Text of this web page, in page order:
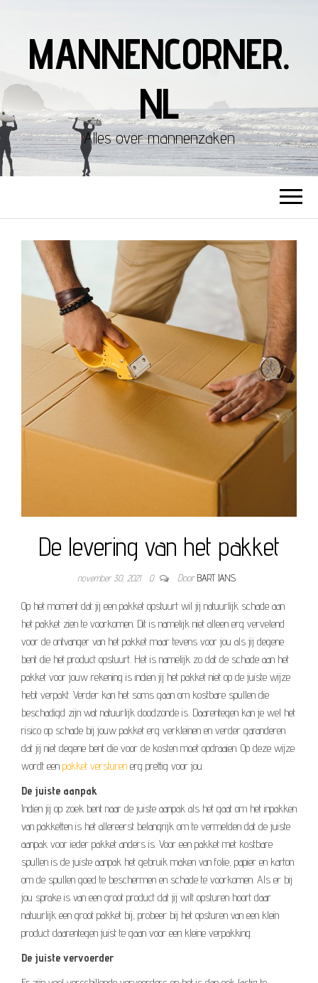
MANNENCORNER.
NL
Alles over mannenzaken
De levering van het pakket
november 30, 2021 0 Door BART JANS
Op het moment dat jij een pakket opstuurt wil jij natuurlijk schade aan
het pakket zien te voorkomen. Dit is namelijk niet alleen erg vervelend
voor de ontvanger van het pakket maar tevens voor jou als jij degene
bent die het product opstuurt. Het is namelijk zo dat de schade aan het
pakket voor jouw rekening is indien jij het pakket niet op de juiste wijze
hebt verpakt. Verder kan het soms gaan om kostbare spullen die
beschadigd zijn wat natuurlijk doodzonde is. Daarentegen kan je wel het
risico op schade bij jouw pakket erg verkleinen en verder garanderen
dat jij niet degene bent die voor de kosten moet opdraaien. Op deze wijze
wordt een pakket versturen erg prettig voor jou.
De juiste aanpak
Indien jij op zoek bent naar de juiste aanpak als het gaat om het inpakken
van pakketten is het allereerst belangrijk om te vermelden dat de juiste
aanpak voor ieder pakket anders is. Voor een pakket met kostbare
spullen is de juiste aanpak het gebruik maken van folie, papier en karton
om de spullen goed te beschermen en schade te voorkomen. Als er bij
jou sprake is van een groot product dat jij wilt opsturen hoort daar
natuurlijk een groot pakket bij, probeer bij het opsturen van een klein
product daarentegen juist te gaan voor een kleine verpakking.
De juiste vervoerder